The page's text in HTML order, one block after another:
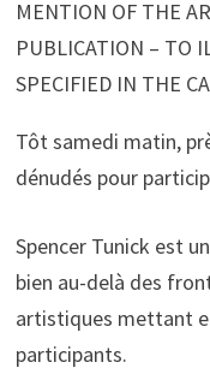
MENTION OF THE
PUBLICATION – TO
SPECIFIED IN THE
Tôt samedi matin,
dénudés pour
Spencer Tunick est
bien au-delà des
artistiques mettant
participants.